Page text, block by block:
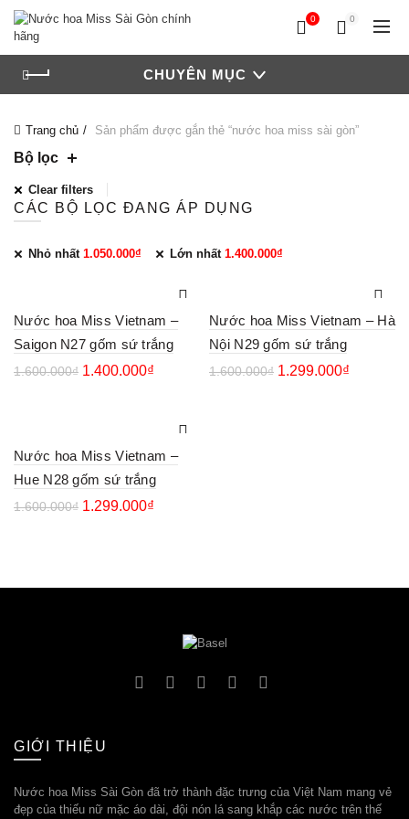
0 0
CHUYÊN MỤC
Trang chủ Sản phẩm được gắn thẻ “nước hoa miss sài gòn”
Bộ lọc
Clear filters
CÁC BỘ LỌC ĐANG ÁP DỤNG
Nhỏ nhất 1.050.000₫ Lớn nhất 1.400.000₫
Nước hoa Miss Vietnam –
Saigon N27 gốm sứ trắng
1.600.000₫ 1.400.000₫
Nước hoa Miss Vietnam – Hà
Nội N29 gốm sứ trắng
1.600.000₫ 1.299.000₫
Nước hoa Miss Vietnam –
Hue N28 gốm sứ trắng
1.600.000₫ 1.299.000₫
GIỚI THIỆU
Nước hoa Miss Sài Gòn đã trở thành đặc trưng của Việt Nam mang vẻ
đẹp của thiếu nữ mặc áo dài, đội nón lá sang khắp các nước trên thế